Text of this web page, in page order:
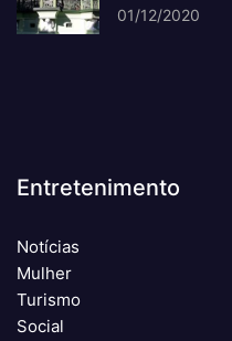
01/12/2020
Entretenimento
Notícias
Mulher
Turismo
Social